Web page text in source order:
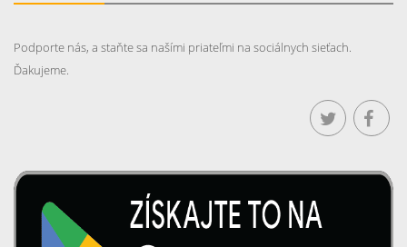
Podporte nás, a staňte sa našími priateľmi na sociálnych sieťach.
Ďakujeme.